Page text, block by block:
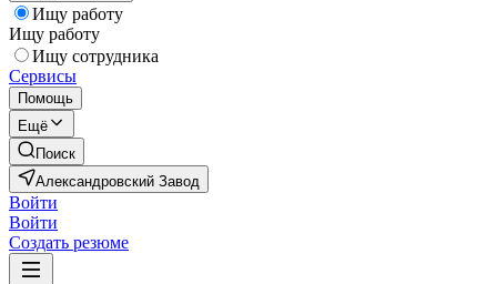
Ищу работу
Ищу работу
Ищу сотрудника
Сервисы
Помощь
Ещё
Поиск
Александровский Завод
Войти
Войти
Создать резюме